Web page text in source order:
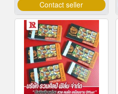
Contact seller